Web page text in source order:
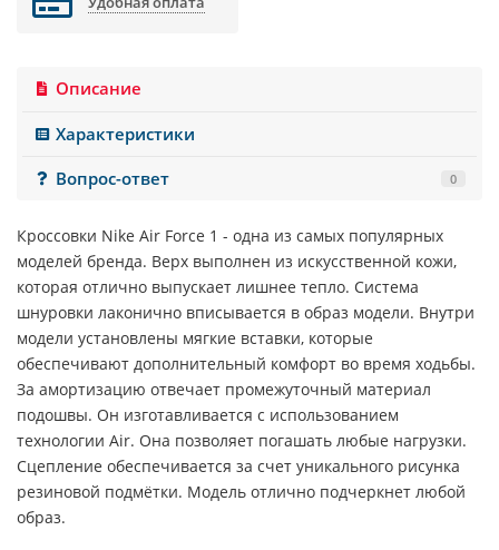
Описание
Характеристики
Вопрос-ответ
0
Кроссовки Nike Air Force 1 - одна из самых популярных
моделей бренда. Верх выполнен из искусственной кожи,
которая отлично выпускает лишнее тепло. Система
шнуровки лаконично вписывается в образ модели. Внутри
модели установлены мягкие вставки, которые
обеспечивают дополнительный комфорт во время ходьбы.
За амортизацию отвечает промежуточный материал
подошвы. Он изготавливается с использованием
технологии Air. Она позволяет погашать любые нагрузки.
Сцепление обеспечивается за счет уникального рисунка
резиновой подмётки. Модель отлично подчеркнет любой
образ.